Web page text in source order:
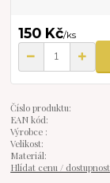
150 Kč/ks
Číslo produktu:
EAN kód:
Výrobce :
Velikost:
Materiál:
Hlídat cenu / dostupnost